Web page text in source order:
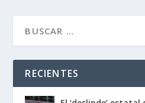
RECIENTES